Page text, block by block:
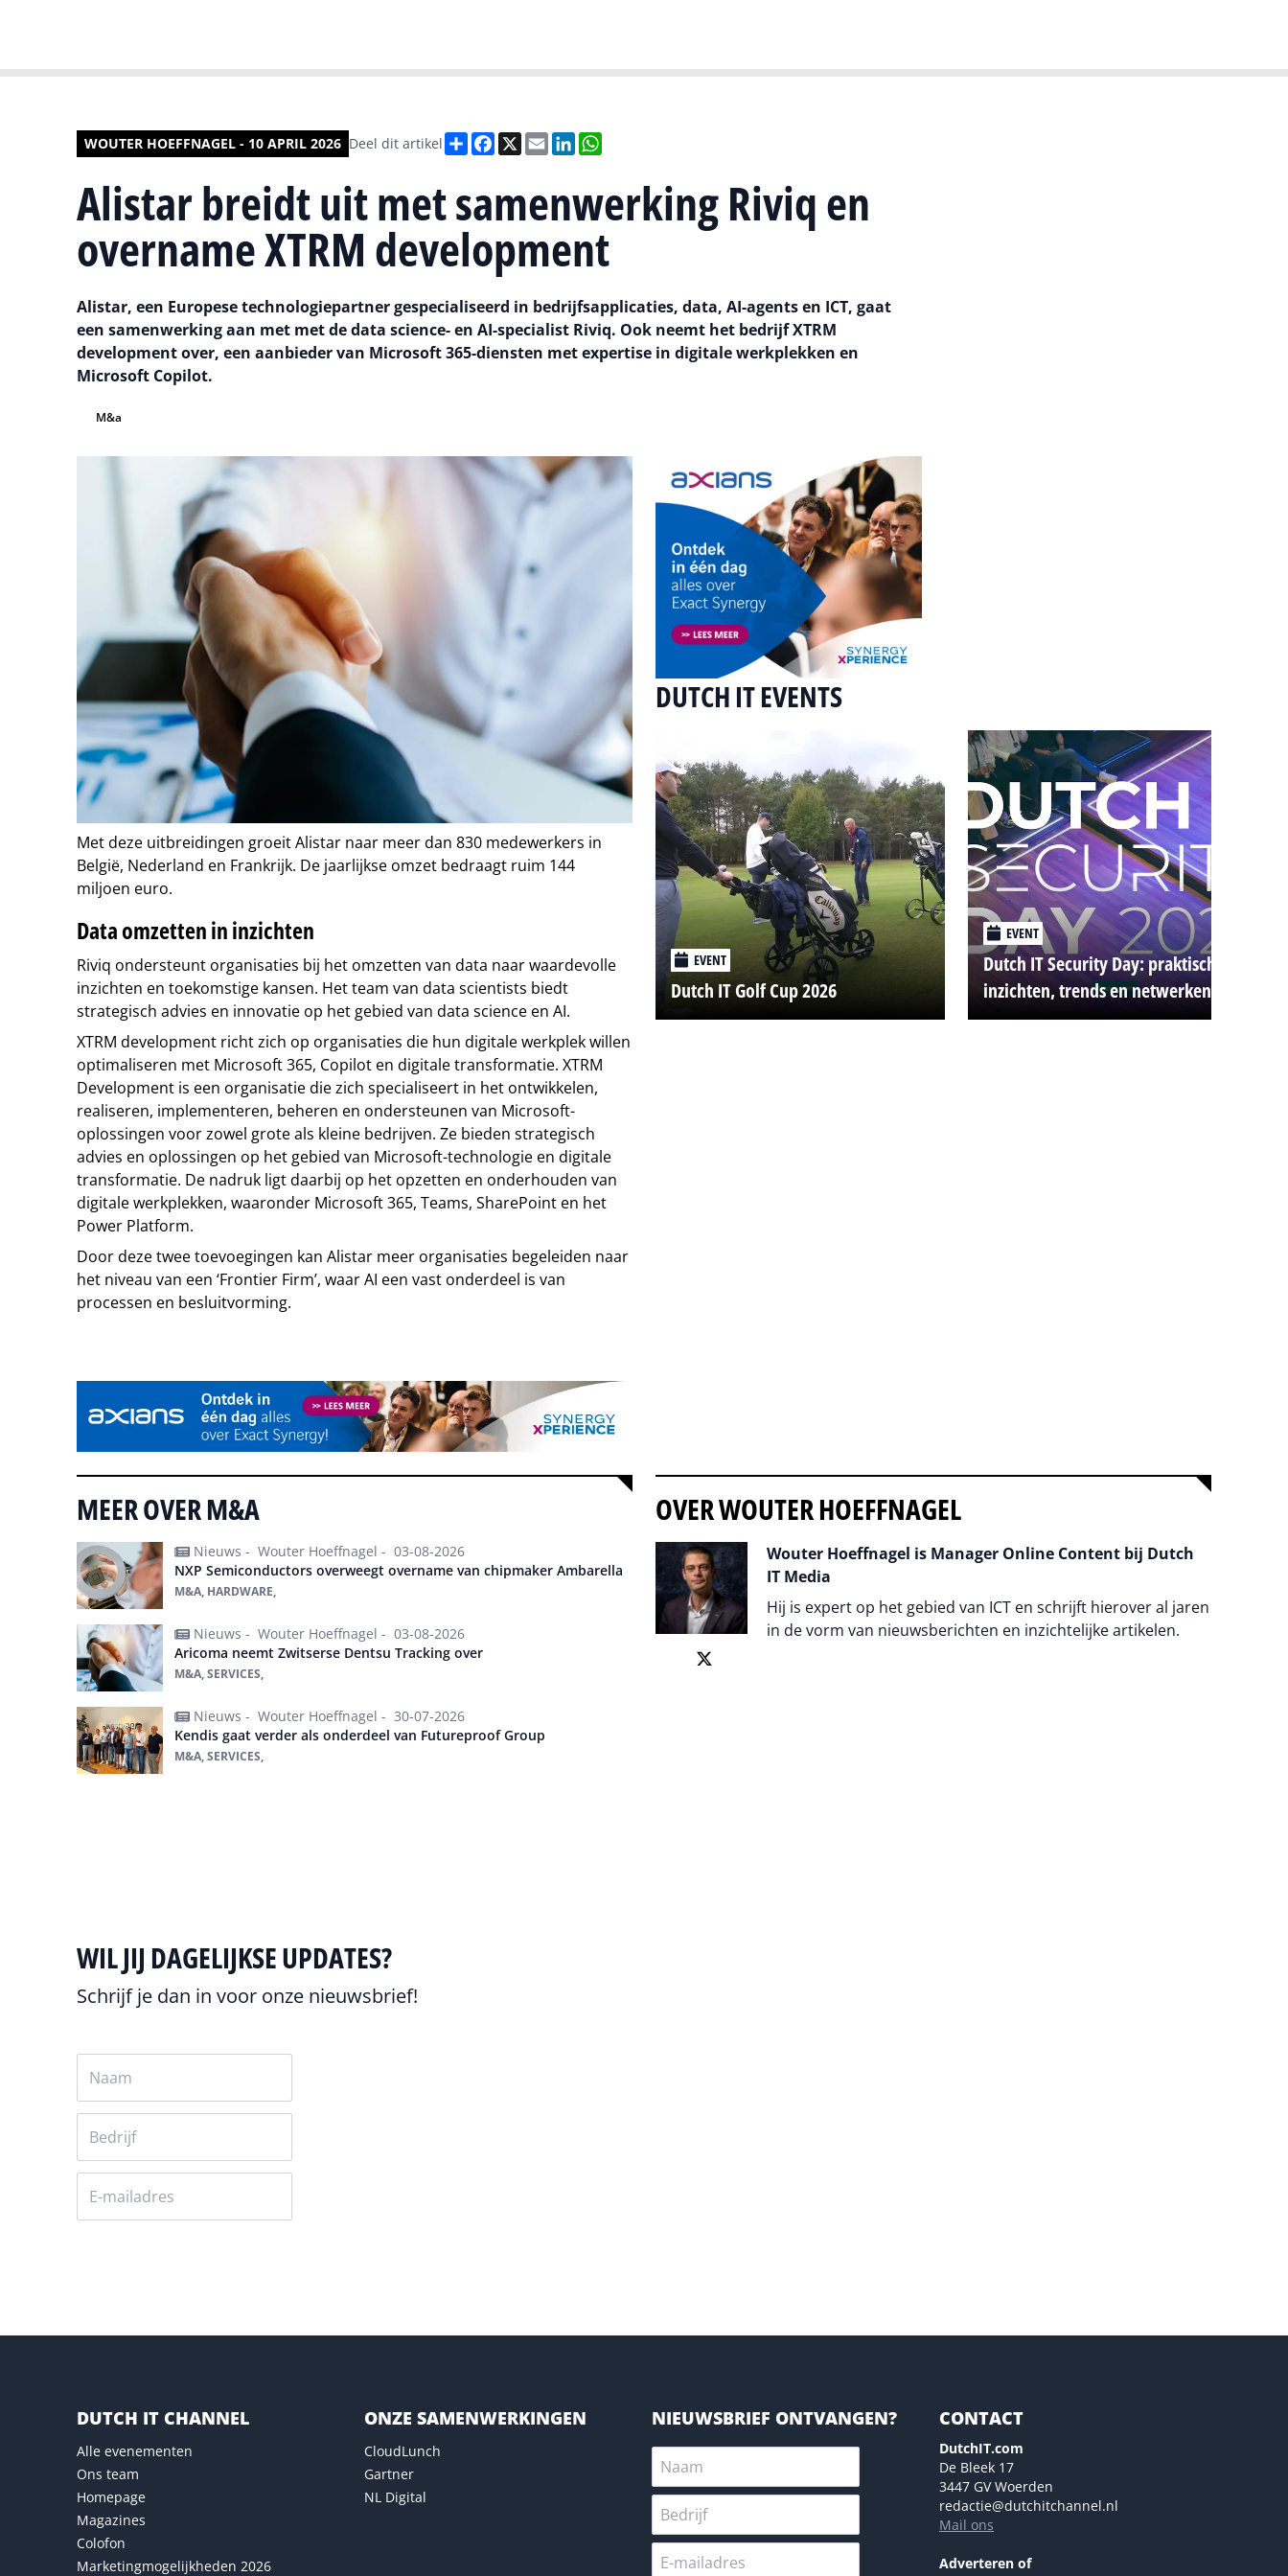
WOUTER HOEFFNAGEL - 10 APRIL 2026 Deel dit artikel DeelFacebook
X EmailLinkedIn
Alistar breidt uit met samenwerking Riviq en
overname XTRM development
Alistar, een Europese technologiepartner gespecialiseerd in bedrijfsapplicaties, data, AI-agents en ICT, gaat
een samenwerking aan met met de data science- en AI-specialist Riviq. Ook neemt het bedrijf XTRM
development over, een aanbieder van Microsoft 365-diensten met expertise in digitale werkplekken en
Microsoft Copilot.
M&a
Met deze uitbreidingen groeit Alistar naar meer dan 830 medewerkers in
België, Nederland en Frankrijk. De jaarlijkse omzet bedraagt ruim 144
miljoen euro.
Data omzetten in inzichten
Riviq ondersteunt organisaties bij het omzetten van data naar waardevolle
inzichten en toekomstige kansen. Het team van data scientists biedt
strategisch advies en innovatie op het gebied van data science en AI.
XTRM development richt zich op organisaties die hun digitale werkplek willen
optimaliseren met Microsoft 365, Copilot en digitale transformatie. XTRM
Development is een organisatie die zich specialiseert in het ontwikkelen,
realiseren, implementeren, beheren en ondersteunen van Microsoft-
oplossingen voor zowel grote als kleine bedrijven. Ze bieden strategisch
advies en oplossingen op het gebied van Microsoft-technologie en digitale
transformatie. De nadruk ligt daarbij op het opzetten en onderhouden van
digitale werkplekken, waaronder Microsoft 365, Teams, SharePoint en het
Power Platform.
Door deze twee toevoegingen kan Alistar meer organisaties begeleiden naar
het niveau van een ‘Frontier Firm’, waar AI een vast onderdeel is van
processen en besluitvorming.
DUTCH IT EVENTS
EVENT
Dutch IT Golf Cup 2026
EVENT
Dutch IT Security Day: praktische
inzichten, trends en netwerken
MEER OVER M&A
Nieuws - Wouter Hoeffnagel - 03-08-2026
NXP Semiconductors overweegt overname van chipmaker Ambarella
M&A, HARDWARE,
Nieuws - Wouter Hoeffnagel - 03-08-2026
Aricoma neemt Zwitserse Dentsu Tracking over
M&A, SERVICES,
Nieuws - Wouter Hoeffnagel - 30-07-2026
Kendis gaat verder als onderdeel van Futureproof Group
M&A, SERVICES,
OVER WOUTER HOEFFNAGEL
Wouter Hoeffnagel is Manager Online Content bij Dutch
IT Media
Hij is expert op het gebied van ICT en schrijft hierover al jaren
in de vorm van nieuwsberichten en inzichtelijke artikelen.
WIL JIJ DAGELIJKSE UPDATES?
Schrijf je dan in voor onze nieuwsbrief!
DUTCH IT CHANNEL
Alle evenementen
Ons team
Homepage
Magazines
Colofon
Marketingmogelijkheden 2026
ONZE SAMENWERKINGEN
CloudLunch
Gartner
NL Digital
NIEUWSBRIEF ONTVANGEN? CONTACT
DutchIT.com
De Bleek 17
3447 GV Woerden
redactie@dutchitchannel.nl
Mail ons
Adverteren of